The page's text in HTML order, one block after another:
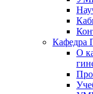
Кафедра
О